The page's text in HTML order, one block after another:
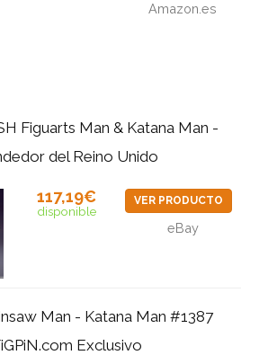
Amazon.es
Figuarts Man & Katana Man -
del Reino Unido
117,19€
disponible
VER PRODUCTO
eBay
Man - Katana Man #1387
Exclusivo